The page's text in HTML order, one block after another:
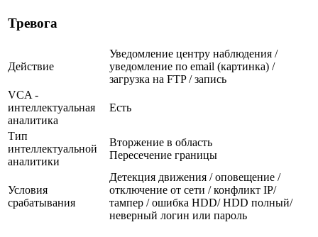
Тревога
Действие
Уведомление центру наблюдения /
уведомление по email (картинка) /
загрузка на FTP / запись
VCA -
интеллектуальная
аналитика
Есть
Тип
интеллектуальной
аналитики
Вторжение в область
Пересечение границы
Условия
срабатывания
Детекция движения / оповещение /
отключение от сети / конфликт IP/
тампер / ошибка HDD/ HDD полный/
неверный логин или пароль